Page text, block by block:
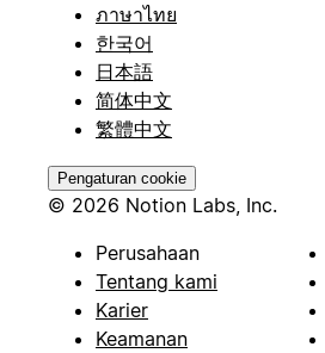
ภาษาไทย
한국어
日本語
简体中文
繁體中文
Pengaturan cookie
© 2026 Notion Labs, Inc.
Perusahaan
Tentang kami
Karier
Keamanan